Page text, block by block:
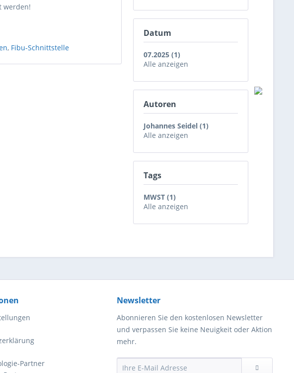
Datum
07.2025 (1)
Alle anzeigen
Autoren
Johannes Seidel (1)
Alle anzeigen
Tags
MWST (1)
Alle anzeigen
werden!
, Fibu-Schnittstelle
Partner
Newsletter
Abonnieren Sie den kostenlosen Newsletter
und verpassen Sie keine Neuigkeit oder Aktion
mehr.